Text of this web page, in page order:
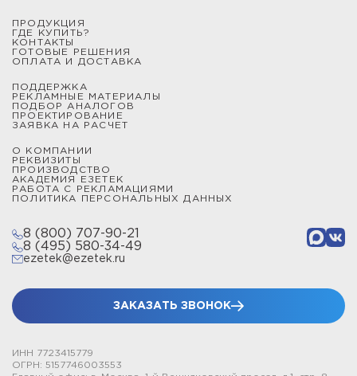
ПРОДУКЦИЯ
ГДЕ КУПИТЬ?
КОНТАКТЫ
ГОТОВЫЕ РЕШЕНИЯ
ОПЛАТА И ДОСТАВКА
ПОДДЕРЖКА
РЕКЛАМНЫЕ МАТЕРИАЛЫ
ПОДБОР АНАЛОГОВ
ПРОЕКТИРОВАНИЕ
ЗАЯВКА НА РАСЧЕТ
О КОМПАНИИ
РЕКВИЗИТЫ
ПРОИЗВОДСТВО
АКАДЕМИЯ ЕЗЕТЕК
РАБОТА С РЕКЛАМАЦИЯМИ
ПОЛИТИКА ПЕРСОНАЛЬНЫХ ДАННЫХ
8 (800) 707-90-21
8 (495) 580-34-49
ezetek@ezetek.ru
ЗАКАЗАТЬ ЗВОНОК
ИНН 7723415779
ОГРН: 5157746003553